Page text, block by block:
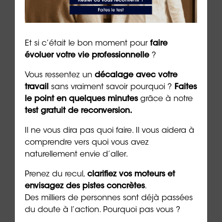
collaborateur l’opportunité de réfléchir à son
avenir et de se projeter, il devient un outil au
individuel, mais aussi de la cohésion et de la
performance collective.
Managers, la rentrée 2025 est l’occasion de
transformer votre leadership en moteur durable
d’engagement et de réussite.
Auteur:Dr Emeric Lebreton, docteur en
psychologie, écrivain et PDG du groupe
ORIENTACTION (04/09/2025)
***
Mieux manager, c’est d’abord mieux se
connaître : passez le test « Quel est votre
Et si c’était le bon moment pour faire
évoluer votre vie professionnelle?
Vous ressentez un décalage avec votre
travail sans vraiment savoir pourquoi ? Faites
le point en quelques minutesgrâce à notre
test gratuit de reconversion.
Il ne vous dira pas quoi faire. Il vous aidera à
comprendre vers quoi vous avez
naturellement envie d’aller.
Prenez du recul, clarifiez vos moteurs et
envisagez des pistes concrètes.
Des milliers de personnes sont déjà passées
du doute à l’action. Pourquoi pas vous ?